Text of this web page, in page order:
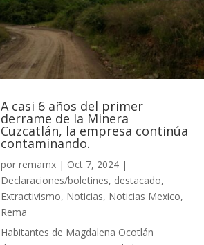
A casi 6 años del primer
derrame de la Minera
Cuzcatlán, la empresa continúa
contaminando.
porremamx | Oct 7, 2024 |
Declaraciones/boletines, destacado,
Extractivismo, Noticias, Noticias Mexico,
Rema
Habitantes de Magdalena Ocotlán